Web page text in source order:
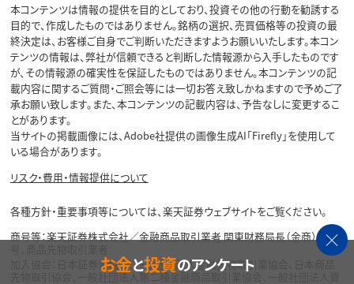
本コンテンツは情報の提供を目的としており、投資その他の行動を勧誘する
目的で、作成したものではありません。銘柄の選択、売買価格等の投資の最
終決定は、お客様ご自身でご判断いただきますようお願いいたします。本コン
テンツの情報は、弊社が信頼できると判断した情報源から入手したものです
が、その情報源の確実性を保証したものではありません。本コンテンツの記
載内容に関するご質問・ご照会等には一切お答え致しかねますので予めご了
承お願い致します。また、本コンテンツの記載内容は、予告なしに変更するこ
とがあります。
当サイトの掲載画像には、Adobe社提供の画像生成AI「Firefly」を使用して
いる場合があります。
リスク・費用・情報提供について
各種方針・重要事項等については、楽天証券ウェブサイトをご覧ください。
商号等：楽天証券株式会社／金融商品取引業者 関東財務局長（金商）第195
加入協会：日本証券業協会、一般社団法人金融先物取引業協会、日本商品
先物取引協会、一般社団法人第二種金融商品取引業協会、一般社団法人資
お金と投資のアンケート